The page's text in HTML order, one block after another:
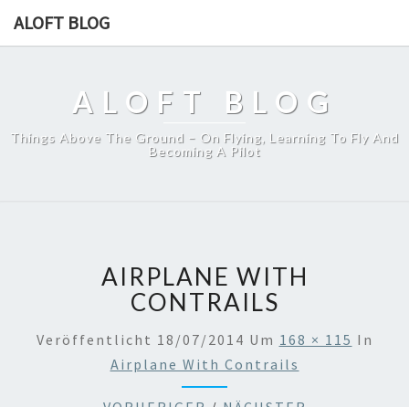
ALOFT BLOG
ALOFT BLOG
Things Above The Ground – On Flying, Learning To Fly And
Becoming A Pilot
AIRPLANE WITH
CONTRAILS
Veröffentlicht 18/07/2014 Um 168 × 115 In
Airplane With Contrails